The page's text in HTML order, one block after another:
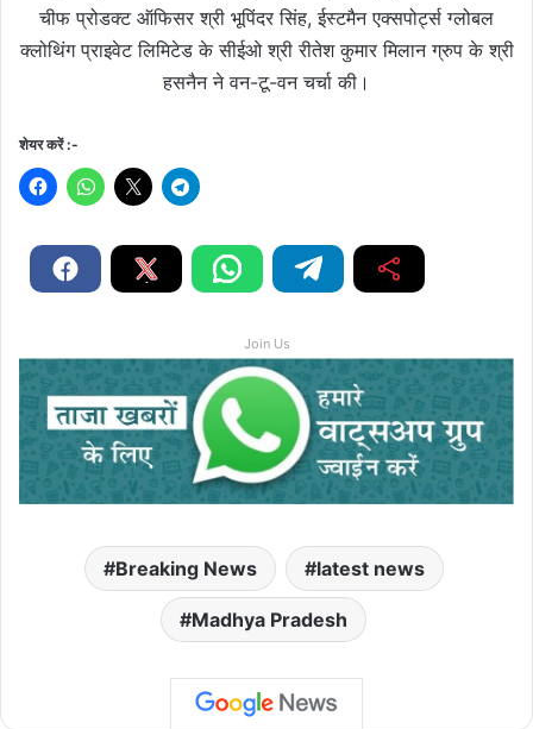
चीफ प्रोडक्ट ऑफिसर श्री भूपिंदर सिंह, ईस्टमैन एक्सपोर्ट्स ग्लोबल
क्लोथिंग प्राइवेट लिमिटेड के सीईओ श्री रीतेश कुमार मिलान ग्रुप के श्री
हसनैन ने वन-टू-वन चर्चा की।
शेयर करें :-
Join Us
Breaking News latest news
Madhya Pradesh